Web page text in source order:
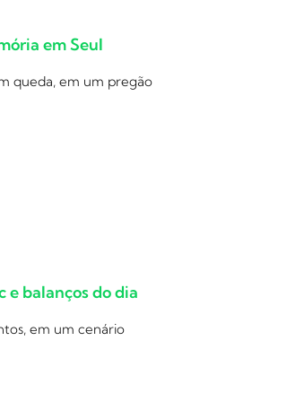
em Seul
queda, em um pregão
e balanços do dia
em um cenário